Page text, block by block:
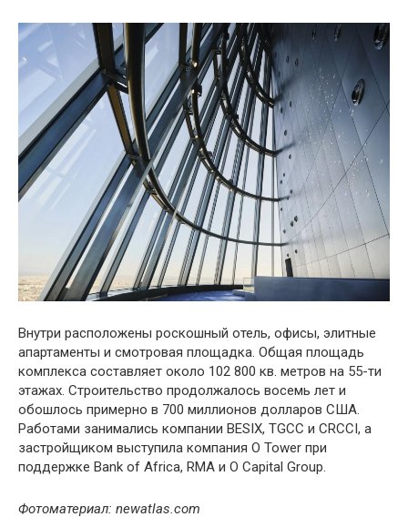
Внутри расположены роскошный отель, офисы, элитные
апартаменты и смотровая площадка. Общая площадь
комплекса составляет около 102 800 кв. метров на 55-ти
этажах. Строительство продолжалось восемь лет и
обошлось примерно в 700 миллионов долларов США.
Работами занимались компании BESIX, TGCC и CRCCI, а
застройщиком выступила компания O Tower при
поддержке Bank of Africa, RMA и O Capital Group.
Фотоматериал: newatlas.com